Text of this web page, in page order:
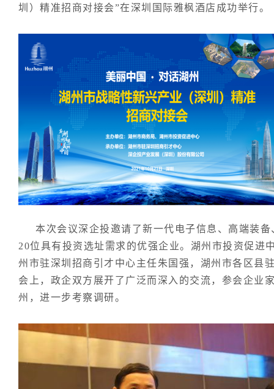
圳）精准招商对接会”在深圳国际雅枫酒店成功举行。
本次会议深企投邀请了新一代电子信息、高端装
20位具有投资选址需求的优强企业。湖州市投资促进
州市驻深圳招商引才中心主任朱国强，湖州市各区县
会上，政企双方展开了广泛而深入的交流，参会企业
州，进一步考察调研。